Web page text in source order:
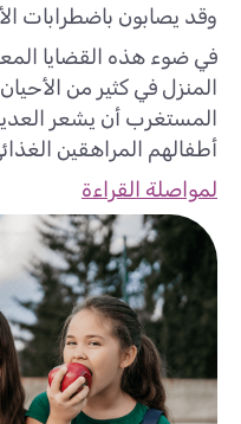
وقد يصابون باضطرابات
في ضوء هذه القضايا
المنزل في كثير من
المستغرب أن يشعر
أطفالهم المراهقين
لمواصلة القراءة